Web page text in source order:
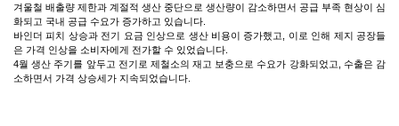
겨울철 배출량 제한과 계절적 생산 중단으로 생산량이 감소하면서 공급 부족 현상이 심
화되고 국내 공급 수요가 증가하고 있습니다.
바인더 피치 상승과 전기 요금 인상으로 생산 비용이 증가했고, 이로 인해 제지 공장들
은 가격 인상을 소비자에게 전가할 수 있었습니다.
4월 생산 주기를 앞두고 전기로 제철소의 재고 보충으로 수요가 강화되었고, 수출은 감
소하면서 가격 상승세가 지속되었습니다.